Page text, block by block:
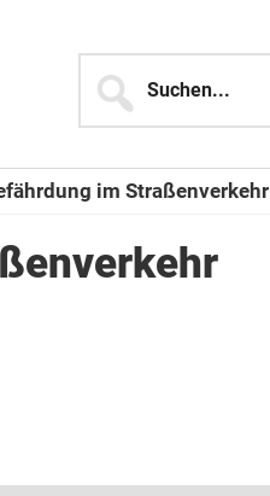
im Straßenverkehr